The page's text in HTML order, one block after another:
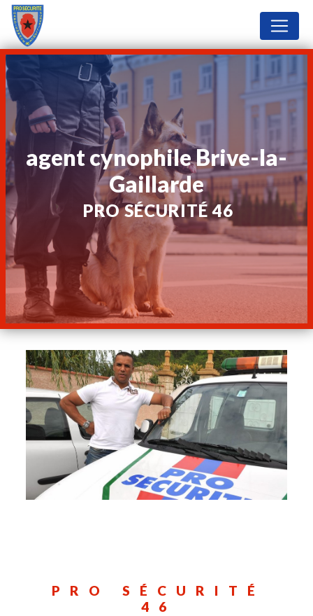
agent cynophile Brive-la-
Gaillarde
PRO SÉCURITÉ 46
PRO SÉCURITÉ
46
Panneau de gestion des cookies